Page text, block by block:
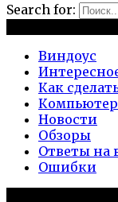
Search for:
Виндоус
Как
Новости
Обзоры
Ответы на
Ошибки